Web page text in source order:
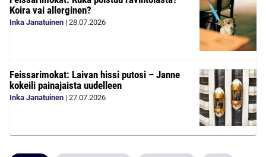
Koira vai allerginen?
Inka Janatuinen | 28.07.2026
Feissarimokat: Laivan hissi putosi – Janne
kokeili painajaista uudelleen
Inka Janatuinen | 27.07.2026